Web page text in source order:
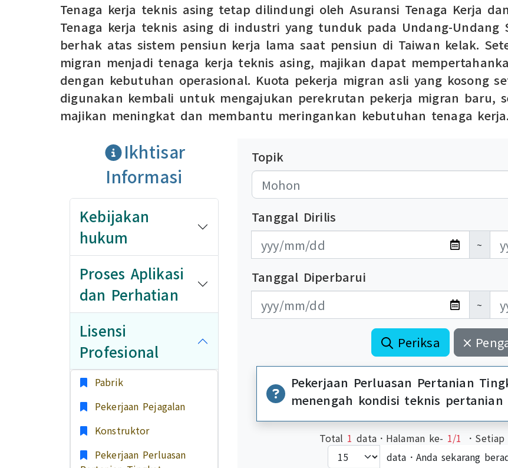
Tenaga kerja teknis asing tetap dilindungi oleh Asuransi Tenaga Kerja
Tenaga kerja teknis asing di industri yang tunduk pada Undang-Undang
berhak atas sistem pensiun kerja lama saat pensiun di Taiwan kelak.
migran menjadi tenaga kerja teknis asing, majikan dapat
dengan kebutuhan operasional. Kuota pekerja migran asli yang kosong
digunakan kembali untuk mengajukan perekrutan pekerja migran baru,
majikan meningkat dan membantu meringankan kebutuhan tenaga kerja.
Ikhtisar
Informasi
Kebijakan
hukum
Proses Aplikasi
dan Perhatian
Lisensi
Profesional
Pabrik
Pekerjaan Pejagalan
Konstruktor
Pekerjaan Perluasan
Topik
Tanggal Dirilis
發布日期開始
~
發布日期結束
Tanggal Diperbarui
更新日期開始
~
更新日期結束
Periksa
Pekerjaan Perluasan Pertanian
menengah kondisi teknis pertanian
Total 1data．Halaman ke- 1/1
．
data．Anda sekarang